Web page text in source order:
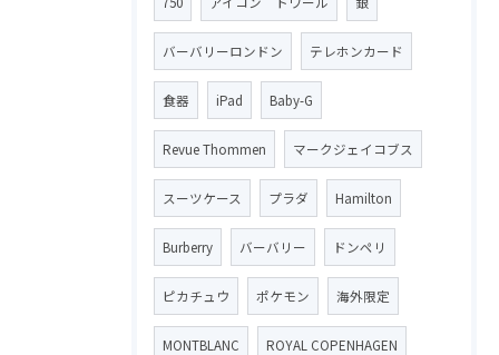
バーバリーロンドン テレホンカード
食器 iPad Baby-G
Revue Thommen マークジェイコブス
スーツケース プラダ Hamilton
Burberry バーバリー ドンペリ
ピカチュウ ポケモン 海外限定
MONTBLANC ROYAL COPENHAGEN